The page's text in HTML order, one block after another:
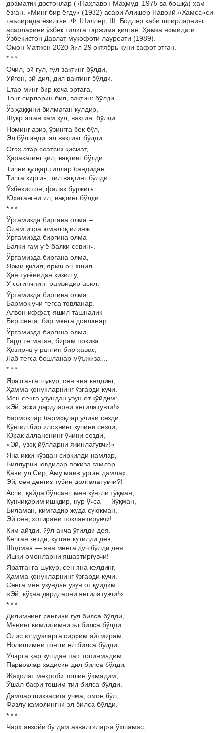
драматик достонлар («Паҳлавон Маҳмуд, 1975 ва бошқа) ҳам
ёзган. «Минг бир ёғду» (1982) асари Алишер Навоий «Хамса»си
таъсирида ёзилган. Ф. Шиллер, Ш. Бодлер каби шоирларнинг
асарларини ўзбек тилига таржима қилган. Ҳамза номидаги
Ўзбекистон Давлат мукофоти лауреати (1989).
Омон Матжон 2020 йил 29 октябрь куни вафот этган.
* * *
Очил, эй гул, гул вақтинг бўлди,
Уйғон, эй дил, дил вақтинг бўлди.
Етар минг бир кеча эртага,
Тонг сирларин бил, вақтинг бўлди.
Ўз ҳаққини билмаган қулдир,
Шукр этган ҳам қул, вақтинг бўлди.
Номинг азиз, ўзингга бек бўл,
Эл бўл энди, эл вақтинг бўлди.
Огоҳ этар соатсиз қисмат,
Ҳаракатинг қил, вақтинг бўлди.
Тилни қутқар тиллар бандидан,
Тилга киргин, тил вақтинг бўлди.
Ўзбекистон, фалак буржига
Юрагангни ил, вақтинг бўлди.
* * *
Ўртамизда биргана олма –
Олам ичра юмалоқ илинж.
Ўртамизда биргина олма –
Балки ғам у ё балки севинч.
Ўртамизда биргана олма,
Ярми қизил, ярми оч-яшил.
Ҳаё туғёнидан қизил у,
У соғинчнинг рамзидир асил.
Ўртамизда биргина олма,
Бармоқ учи тегса товланар.
Алвон иффат, яшил ташналик
Бир сенга, бир менга довланар.
Ўртамизда биргина олма,
Гард тегмаган, бирам покиза.
Ҳозирча у рангин бир ҳавас,
Лаб тегса бошланар мўъжиза…
* * *
Яратганга шукур, сен яна келдинг,
Ҳамма қонунларнинг ўзгарди кучи.
Мен сенга узундан узун от қўйдим:
«Эй, эски дардларни янгилатувчи!»
Бармоқлар бармоқлар учини сезди,
Кўнгил бир илоҳнинг кучини сезди,
Юрак алланенинг ўчини сезди,
«Эй, узоқ йўлларни яқинлатувчи!»
Яна икки кўздан сирқилди намлар,
Биллурни ювдилар покиза ғамлар.
Қани ул Сир, Аму мавж урган дамлар,
Эй, сен денгиз тубин долгалатувчи?!
Асли, қайда бўлсанг, мен кўнгли тўқман,
Кунчиқарим ишқдир, нур ўчса — йўқман,
Биламан, кимгадир жуда суюкман,
Эй сен, хотирани поклантирувчи!
Ким айтди, йўл анча ўтилди дея,
Келган кетди, кутган кутилди дея,
Шодман — яна менга дуч бўлди дея,
Ишқи омонларни яшартиргувчи!
Яратганга шукур, сен яна келдинг,
Ҳамма қонунларнинг ўзгарди кучи.
Сенга мен узундан узун от қўйдим:
«Эй, кўҳна дардларни янгилатувчи!»
* * *
Дилимнинг рангини гул билса бўлди,
Менинг кимлигимни эл билса бўлди.
Олис юлдузларга сиррим айтмирам,
Нолишимни тонгги ел билса бўлди.
Учарга ҳар қушдан пар топинмадим,
Парвозлар ҳадисин дил билса бўлди.
Жаҳолат меҳроби тошин ўпмадим,
Ўшал бафи тошим тил билса бўлди.
Дамлар шиквасига учма, омон бўл,
Фазлу камолингни эл билса бўлди.
* * *
Чарх авзойи бу дам аввалгиларға ўхшамас,